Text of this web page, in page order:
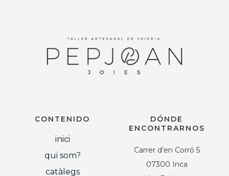
CONTENIDO
inici
qui som?
catàlegs
DÓNDE
ENCONTRARNOS
Carrer d’en Corró 5
07300 Inca